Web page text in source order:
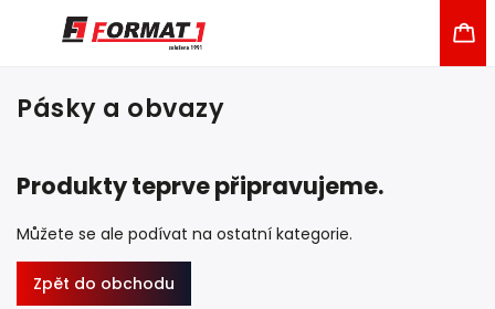
Pásky a obvazy
Produkty teprve připravujeme.
Můžete se ale podívat na ostatní kategorie.
Zpět do obchodu